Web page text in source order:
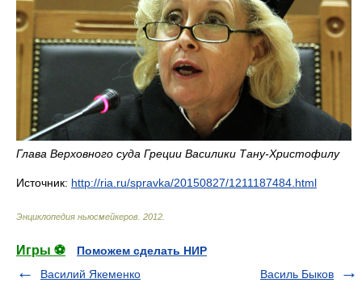
Глава Верховного суда Греции Василики Тану-Христофилу
Источник: http://ria.ru/spravka/20150827/1211187484.html
Энциклопедия ньюсмейкеров 2012
Игры ⚽
Поможем сделать НИР
Василий Якеменко
Василь Быков